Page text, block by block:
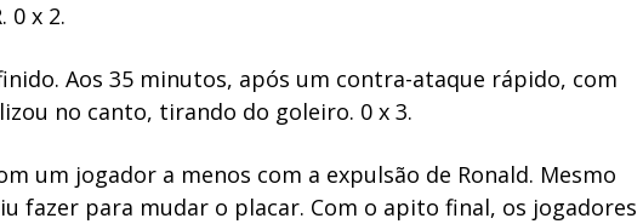
0 x 2.
Aos 35 minutos, após um contra-ataque rápido, com
no canto, tirando do goleiro. 0 x 3.
um jogador a menos com a expulsão de Ronald. Mesmo
fazer para mudar o placar. Com o apito final, os jogadores